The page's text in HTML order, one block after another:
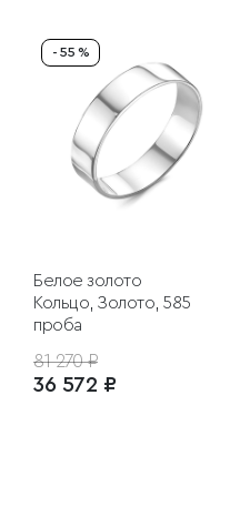
- 55 %
Белое золото
Кольцо, Золото, 585
проба
81 270 ₽
36 572 ₽